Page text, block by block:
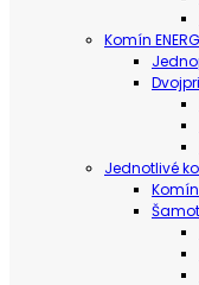
Komín
Jednotlivé